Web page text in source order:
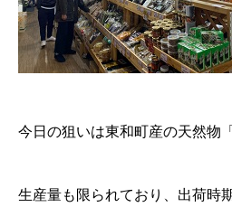
今日の狙いは東和町産の天然物
生産量も限られており、出荷時